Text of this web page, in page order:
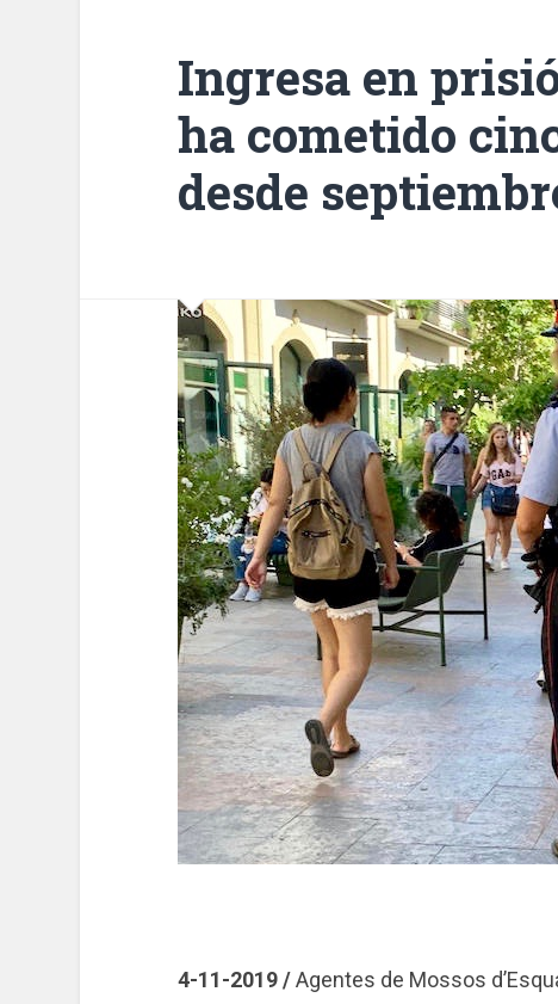
Ingresa en
ha cometido
desde
4-11-2019 /Agentes de Mossos